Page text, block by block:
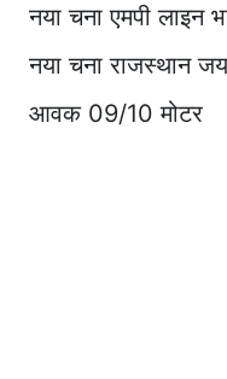
नया चना एमपी
नया चना राजस्थान
आवक 09/10 मोटर